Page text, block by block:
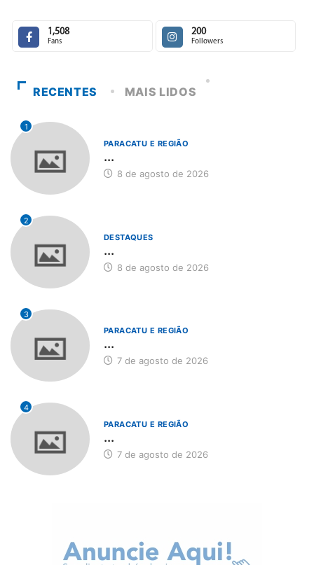
1,508
Fans
200
Followers
RECENTES MAIS LIDOS
1
PARACATU E REGIÃO
...
8 de agosto de 2026
2
DESTAQUES
...
8 de agosto de 2026
3
PARACATU E REGIÃO
...
7 de agosto de 2026
4
PARACATU E REGIÃO
...
7 de agosto de 2026